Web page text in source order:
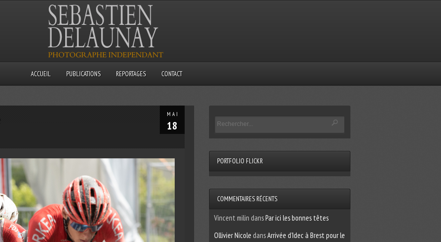
ACCUEIL PUBLICATIONS REPORTAGES CONTACT
MAI
18
PORTFOLIO FLICKR
COMMENTAIRES RÉCENTS
Vincent milin dansPar ici les bonnes têtes
Ollivier Nicole dansArrivée d’Idec à Brest pour le